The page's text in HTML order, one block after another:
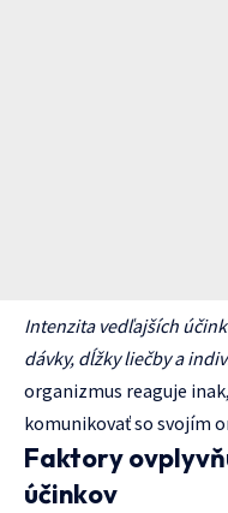
Intenzita vedľajších
dávky, dĺžky liečby a
organizmus reaguje
komunikovať so svojím
Faktory
účinkov